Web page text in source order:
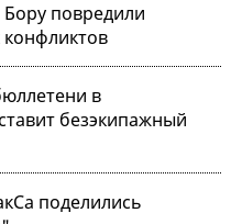
повредили
в
безэкипажный
поделились